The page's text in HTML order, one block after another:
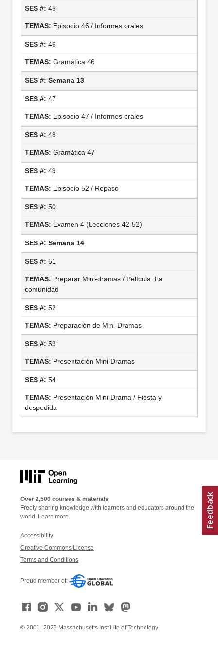
45
Episodio 46 / Informes orales
46
Gramática 46
Semana 13
47
Episodio 47 / Informes orales
48
Gramática 47
49
Episodio 52 / Repaso
50
Examen 4 (Lecciones 42-52)
Semana 14
51
Preparar Mini-dramas / Película: La
comunidad
52
Preparación de Mini-Dramas
53
Presentación Mini-Dramas
54
Presentación Mini-Drama / Fiesta y
despedida
Over 2,500 courses & materials
Freely sharing knowledge with learners and educators around the
world. Learn more
Accessibility
Creative Commons License
Terms and Conditions
Proud member of:
© 2001–2026 Massachusetts Institute of Technology